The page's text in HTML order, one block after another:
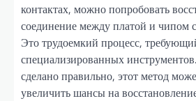
контактах, можно попробовать
соединение между платой и
Это трудоемкий процесс,
специализированных
сделано правильно, этот метод
увеличить шансы на